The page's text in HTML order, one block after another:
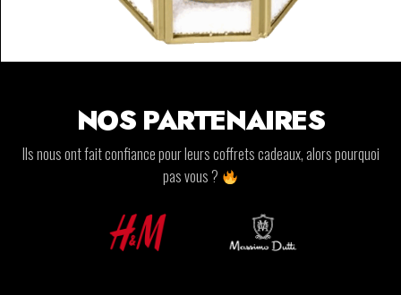
NOS PARTENAIRES
Ils nous ont fait confiance pour leurs coffrets cadeaux, alors pourquoi
pas vous ?